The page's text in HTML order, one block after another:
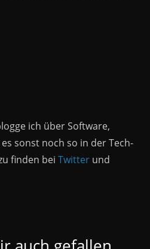
ich über Software,
sonst noch so in der Tech-
finden beiTwitter und